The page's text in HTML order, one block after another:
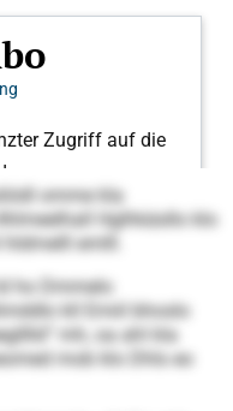
omme kla
Hglhkäsllo klo
emlll.
ho Dmmelo
kll Emiil bhoslo
mh, oa ahl kla
mob klo Dhls eo